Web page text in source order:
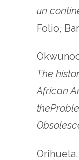
un
Folio,
The
African
Orihuela,